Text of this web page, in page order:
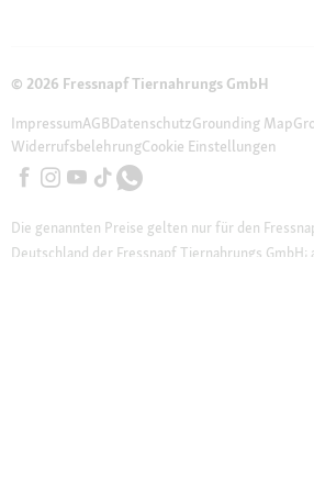
© 2026 Fressnapf Tiernahrungs GmbH
ImpressumAGBDatenschutzGrounding Map
WiderrufsbelehrungCookie Einstellungen
Die genannten Preise gelten nur für den
Deutschland der Fressnapf Tiernahrungs GmbH;